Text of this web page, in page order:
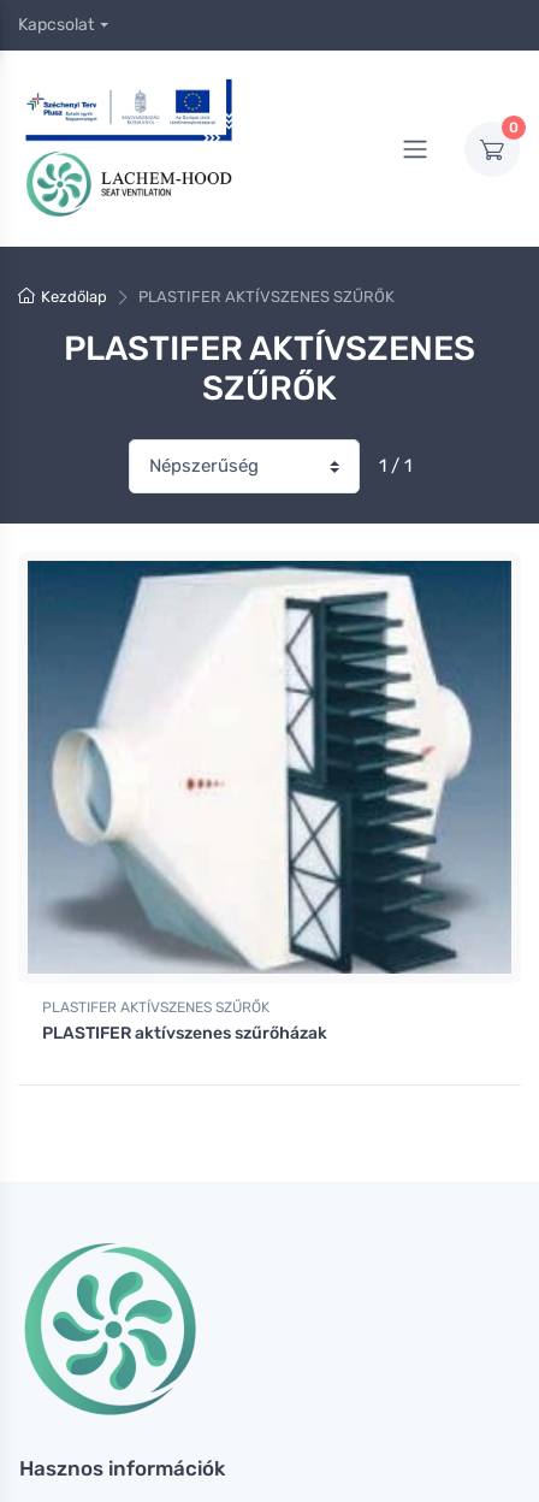
Kapcsolat
0
Kezdőlap PLASTIFER AKTÍVSZENES SZŰRŐK
PLASTIFER AKTÍVSZENES
SZŰRŐK
1 / 1
PLASTIFER AKTÍVSZENES SZŰRŐK
PLASTIFER aktívszenes szűrőházak
Hasznos információk